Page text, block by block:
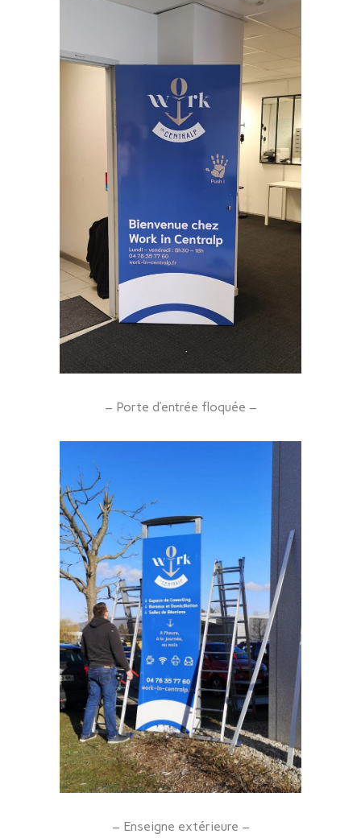
– Porte d’entrée floquée –
– Enseigne extérieure –